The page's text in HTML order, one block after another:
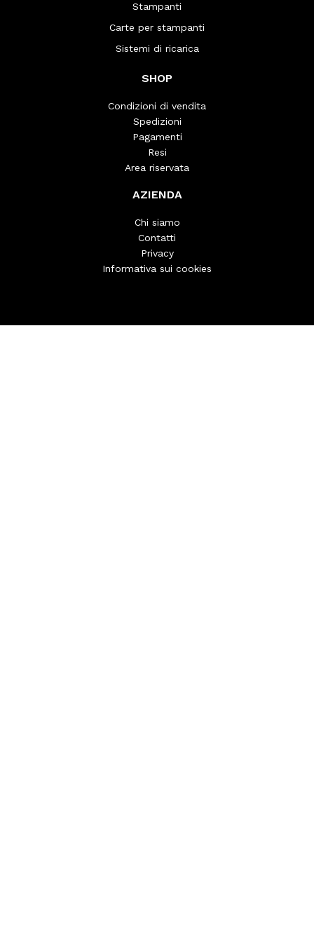
Stampanti
Carte per stampanti
Sistemi di ricarica
SHOP
Condizioni di vendita
Spedizioni
Pagamenti
Resi
Area riservata
AZIENDA
Chi siamo
Contatti
Privacy
Informativa sui cookies